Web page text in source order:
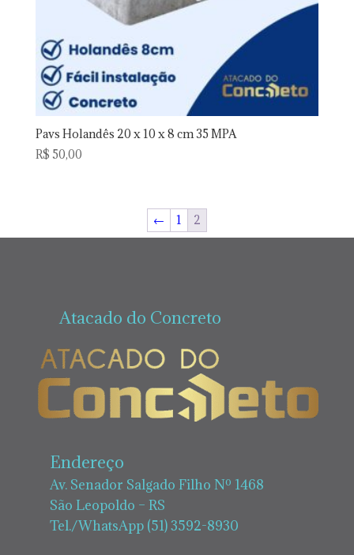
Pavs Holandês 20 x 10 x 8 cm 35 MPA
R$ 50,00
← 1 2
Atacado do Concreto
Endereço
Av. Senador Salgado Filho Nº 1468
São Leopoldo – RS
Tel./WhatsApp (51) 3592-8930